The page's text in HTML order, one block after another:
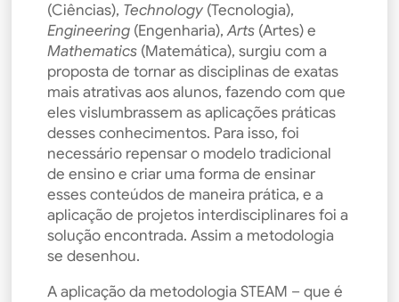
(Ciências), Technology (Tecnologia),
Engineering (Engenharia),Arts (Artes) e
Mathematics (Matemática), surgiu com a
proposta de tornar as disciplinas de exatas
mais atrativas aos alunos, fazendo com que
eles vislumbrassem as aplicações práticas
desses conhecimentos. Para isso, foi
necessário repensar o modelo tradicional
de ensino e criar uma forma de ensinar
esses conteúdos de maneira prática, e a
aplicação de projetos interdisciplinares foi a
solução encontrada. Assim a metodologia
se desenhou.
A aplicação da metodologia STEAM – que é